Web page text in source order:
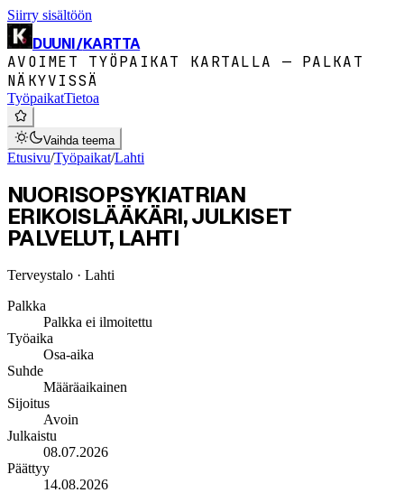
Siirry sisältöön
DUUNI/KARTTA
AVOIMET TYÖPAIKAT KARTALLA — PALKAT
NÄKYVISSÄ
TyöpaikatTietoa
Vaihda teema
Etusivu/Työpaikat/Lahti
NUORISOPSYKIATRIAN
ERIKOISLÄÄKÄRI, JULKISET
PALVELUT, LAHTI
Terveystalo · Lahti
Palkka
Palkka ei ilmoitettu
Työaika
Osa-aika
Suhde
Määräaikainen
Sijoitus
Avoin
Julkaistu
08.07.2026
Päättyy
14.08.2026